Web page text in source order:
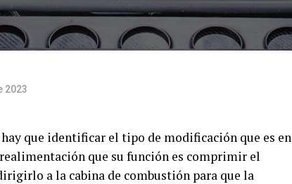
2023
que identificar el tipo de modificación que es en
que su función es comprimir el
a la cabina de combustión para que la